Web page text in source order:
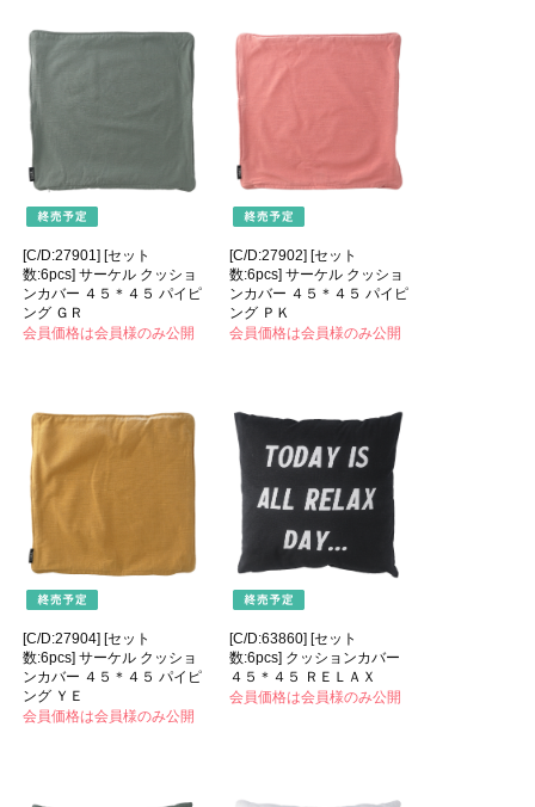
[C/D:27901] [セット
数:6pcs] サーケル クッショ
ンカバー ４５＊４５ パイピ
ング ＧＲ
会員価格は会員様のみ公開
[C/D:27902] [セット
数:6pcs] サーケル クッショ
ンカバー ４５＊４５ パイピ
ング ＰＫ
会員価格は会員様のみ公開
[C/D:27904] [セット
数:6pcs] サーケル クッショ
ンカバー ４５＊４５ パイピ
ング ＹＥ
会員価格は会員様のみ公開
[C/D:63860] [セット
数:6pcs] クッションカバー
４５＊４５ ＲＥＬＡＸ
会員価格は会員様のみ公開